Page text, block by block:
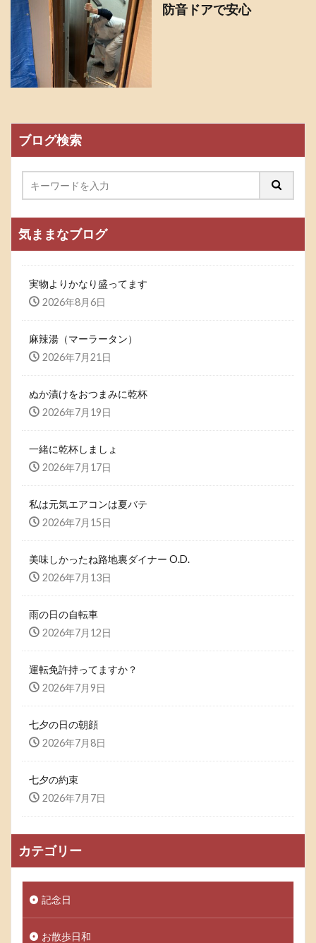
防音ドアで安心
ブログ検索
気ままなブログ
実物よりかなり盛ってます
2026年8月6日
麻辣湯（マーラータン）
2026年7月21日
ぬか漬けをおつまみに乾杯
2026年7月19日
一緒に乾杯しましょ
2026年7月17日
私は元気エアコンは夏バテ
2026年7月15日
美味しかったね路地裏ダイナー O.D.
2026年7月13日
雨の日の自転車
2026年7月12日
運転免許持ってますか？
2026年7月9日
七夕の日の朝顔
2026年7月8日
七夕の約束
2026年7月7日
カテゴリー
記念日
お散歩日和